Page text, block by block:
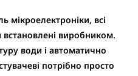
мікроелектроніки, всі
виробником.
води і автоматично
потрібно просто